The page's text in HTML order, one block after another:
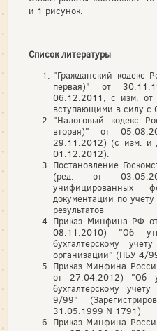
и 1 рисунок.
Список литературы
"Гражданский кодекс
первая)" от
06.12.2011, с изм.
вступающими в силу с
"Налоговый кодекс
вторая)" от
29.11.2012) (с изм. и
01.12.2012).
Постановление
(ред. от
унифицированных
документации по
результатов
Приказ Минфина РФ
08.11.2010) "Об
бухгалтерскому
организации" (ПБУ 4/
Приказ Минфина
от 27.04.2012) "Об
бухгалтерскому
9/99"
31.05.1999 N 1791)
Приказ Минфина